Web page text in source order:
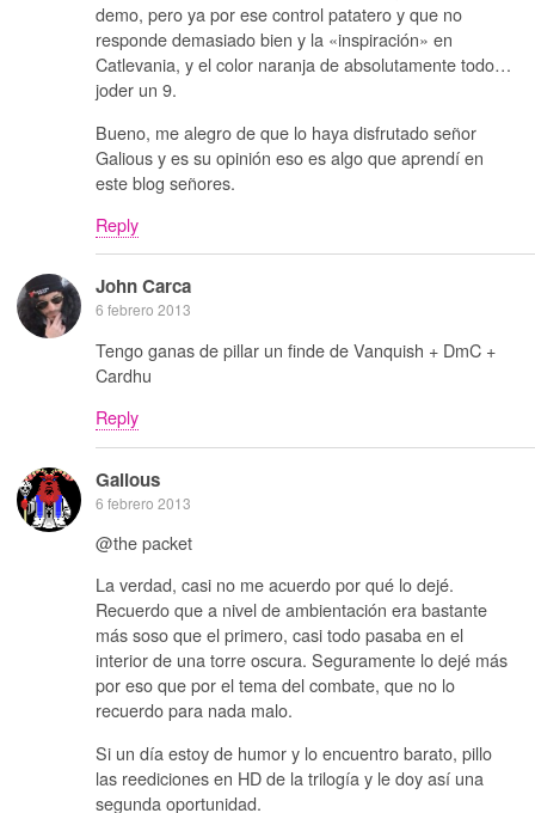
demo, pero ya por ese control patatero y que no
responde demasiado bien y la «inspiración» en
Catlevania, y el color naranja de absolutamente todo…
joder un 9.
Bueno, me alegro de que lo haya disfrutado señor
Galious y es su opinión eso es algo que aprendí en
este blog señores.
Reply
John Carca
6 febrero 2013
Tengo ganas de pillar un finde de Vanquish + DmC +
Cardhu
Reply
Galious
6 febrero 2013
@the packet
La verdad, casi no me acuerdo por qué lo dejé.
Recuerdo que a nivel de ambientación era bastante
más soso que el primero, casi todo pasaba en el
interior de una torre oscura. Seguramente lo dejé más
por eso que por el tema del combate, que no lo
recuerdo para nada malo.
Si un día estoy de humor y lo encuentro barato, pillo
las reediciones en HD de la trilogía y le doy así una
segunda oportunidad.